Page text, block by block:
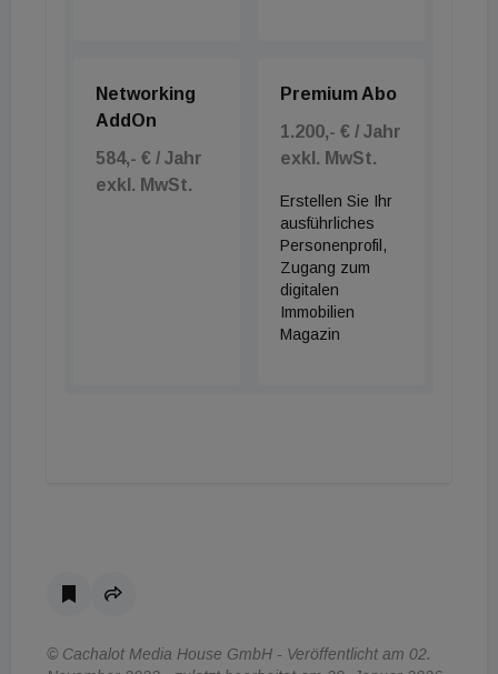
Networking
AddOn
584,- € / Jahr
exkl. MwSt.
Premium Abo
1.200,- € / Jahr
exkl. MwSt.
Erstellen Sie Ihr
ausführliches
Personenprofil,
Zugang zum
digitalen
Immobilien
Magazin
© Cachalot Media House GmbH - Veröffentlicht am 02.